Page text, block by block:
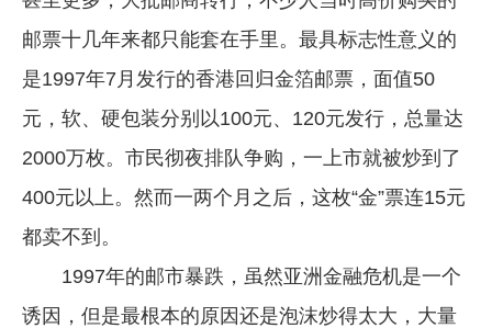
邮票十几年来都只能套在手里。最具标志性意义的
是1997年7月发行的香港回归金箔邮票，面值50
元，软、硬包装分别以100元、120元发行，总量达
2000万枚。市民彻夜排队争购，一上市就被炒到了
400元以上。然而一两个月之后，这枚“金”票连15元
都卖不到。
1997年的邮市暴跌，虽然亚洲金融危机是一个
诱因，但是最根本的原因还是泡沫炒得太大，大量